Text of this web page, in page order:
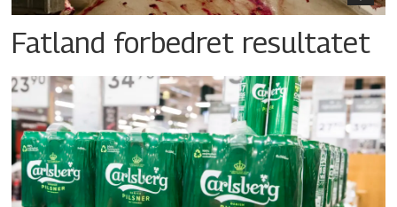
Fatland forbedret resultatet